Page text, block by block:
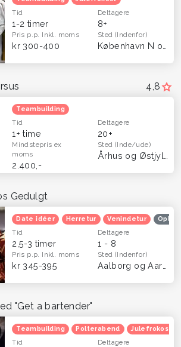
Tid
1-2 timer
Deltagere
8+
Pris p.p. Inkl. moms
kr 300-400
Sted(Indenfor)
4,8
Teambuilding
Tid
1+ time
Deltagere
20+
Mindstepris ex
moms
2.400,-
Sted(Inde/ude)
Gedulgt
Date idéer Herretur Venindetur
Tid
2,5-3 timer
Deltagere
1 - 8
Pris p.p. Inkl. moms
kr 345-395
Sted(Indenfor)
"Get a bartender"
Teambuilding Polterabend Julefrokost
Tid Deltagere